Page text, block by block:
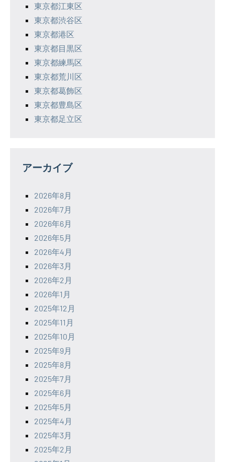
東京都江東区
東京都渋谷区
東京都港区
東京都目黒区
東京都練馬区
東京都荒川区
東京都葛飾区
東京都豊島区
東京都足立区
アーカイブ
2026年8月
2026年7月
2026年6月
2026年5月
2026年4月
2026年3月
2026年2月
2026年1月
2025年12月
2025年11月
2025年10月
2025年9月
2025年8月
2025年7月
2025年6月
2025年5月
2025年4月
2025年3月
2025年2月